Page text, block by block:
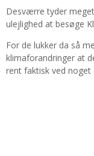
Desværre tyder
ulejlighed at besøge
For de lukker da så
klimaforandringer at
rent faktisk ved